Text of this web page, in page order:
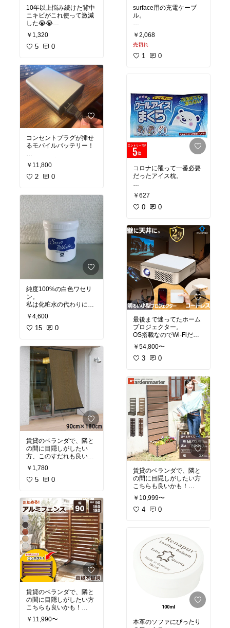
10年以上悩み続けた背中
ニキビがこれ使って激減
した😭😭
ボディーソープや石鹸は
使わず、
本当に肌ツルスベにな
る！！
￥1,320
5 0
コンセントプラグが挿せ
るモバイルバッテリー！
surfaceを充電するのに余
計なアクセサリを揃える
のが面倒でこちらを購
が良い…
災害時にも重宝しそうで
#モバイルバッテリー
#オリジナル写真
￥11,800
2 0
純度100%の白色ワセリ
ン。
私は化粧水の代わりにこ
れ使ってます！
ハッカ油と混ぜてハッカ
す！
#おすすめスキンケア
#オリジナル写真
￥4,600
15 0
賃貸のベランダで、隣と
の間に目隠しがしたい
方、このすだれも良い
な！！
ベランダの横側の部分に
これ良いな！
￥1,780
5 0
賃貸のベランダで、隣と
の間に目隠しがしたい方
こちらも良いかも！
アルミで軽くて、たため
るので使う時だけセッテ
￥11,990〜
surface用の充電ケーブ
ル。
typeCを使ったモバイル
充電器で充電できるの
で、便利ですよ。
￥2,068
売切れ
1 0
コロナに罹って一番必要
だったアイス枕。
高熱がひどいので、最低
4つは必要。
保冷剤と合わせて頭をサ
￥627
0 0
最後まで迷ってたホーム
プロジェクター。
OS搭載なのでWi-Fiだけ
でYouTubeとか動画コン
テンツを見れる！
明るさも3000ルーメンな
ので問題なし！
台形補正もしっかりして
くれるのも嬉しい。
充電式なのも良いんだよ
な。
OSはAndroid7.1で若干古
いかなとは思うけど全然
使える！
付属で三脚もついてい
て、セッティングもしや
すそうなんだよなー。
#おうち時間充実
￥54,800〜
3 0
賃貸のベランダで、隣と
の間に目隠しがしたい方
こちらも良いかも！
人工木だから、外に出し
っぱなしでも腐ることは
ないかな。
#賃貸目隠し
￥10,999〜
4 0
本革のソファにぴったり